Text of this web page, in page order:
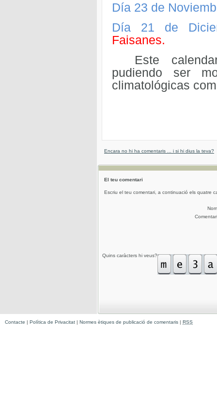
Día 23 de
Día 21 de
Faisanes.
Este
pudiendo ser
climatológicas
Encara no hi ha comentaris ... i si hi dius la teva?
El teu comentari
Escriu el teu comentari, a continuació els quatre
Nom
Comentari
Quins caràcters hi veus?
Contacte | Política de Privacitat | Normes ètiques de publicació de comentaris | RSS